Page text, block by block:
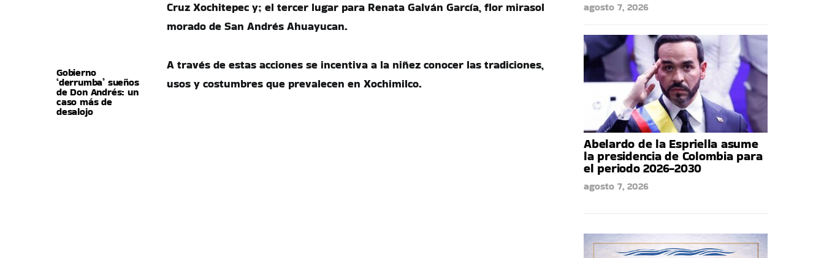
Gobierno
‘derrumba’ sueños
de Don Andrés: un
caso más de
desalojo
Cruz Xochitepec y; el tercer lugar para Renata Galván García, flor mirasol
morado de San Andrés Ahuayucan.
A través de estas acciones se incentiva a la niñez conocer las tradiciones,
usos y costumbres que prevalecen en Xochimilco.
agosto 7, 2026
Abelardo de la Espriella asume
la presidencia de Colombia para
el periodo 2026-2030
agosto 7, 2026